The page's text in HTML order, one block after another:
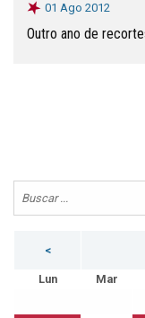
01 Ago 2012
Outro ano de
<
Lun Mar